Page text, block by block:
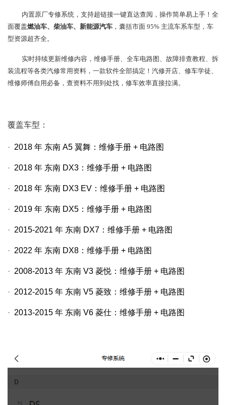
内置原厂专修系统，支持超链接一键直达查阅，操作简单易上手！全
面覆盖燃油车、柴油车、新能源汽车 ，囊括市面 95% 主流车系车型，车
型资源超齐全。
实时持续更新维修内容，维修手册、全车电路图、故障排查教程、拆
装流程等各类汽修常用资料，一款软件全部搞定！汽修开店、修车学徒、
维修师傅自用必备，查资料不用到处找，修车效率直接拉满。
覆盖车型：
· 2018 年 东南 A5 翼舞：维修手册 + 电路图
· 2018 年 东南 DX3 ：维修手册 + 电路图
· 2018 年 东南 DX3 EV ：维修手册 + 电路图
· 2019 年 东南 DX5 ：维修手册 + 电路图
· 2015-2021 年 东南 DX7 ：维修手册 + 电路图
· 2022 年 东南 DX8 ：维修手册 + 电路图
· 2008-2013 年 东南 V3 菱悦：维修手册 + 电路图
· 2012-2015 年 东南 V5 菱致：维修手册 + 电路图
· 2013-2015 年 东南 V6 菱仕：维修手册 + 电路图